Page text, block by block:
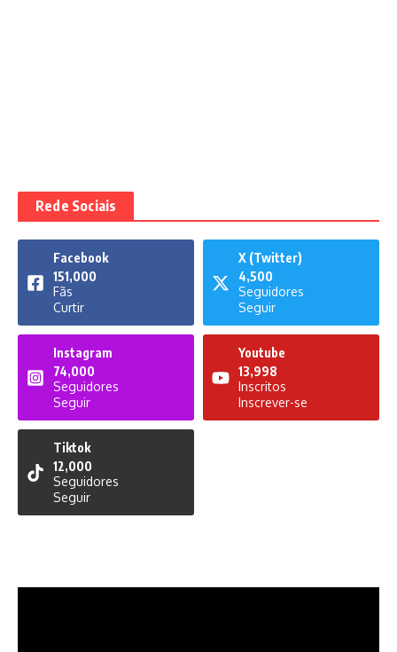
Rede Sociais
Facebook
151,000
Fãs
Curtir
X (Twitter)
4,500
Seguidores
Seguir
Instagram
74,000
Seguidores
Seguir
Youtube
13,998
Inscritos
Inscrever-se
Tiktok
12,000
Seguidores
Seguir